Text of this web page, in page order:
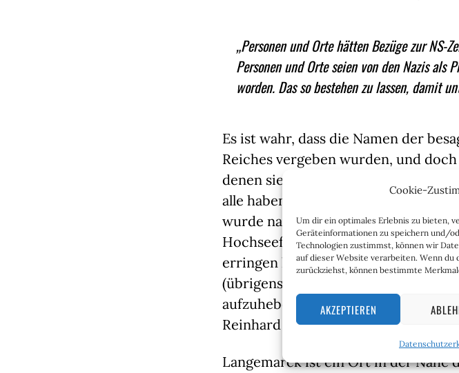
Cookie-
Um dir ein optimales Erlebnis zu bieten,
Geräteinformationen zu speichern und/
Technologien zustimmst, können wir
auf dieser Website verarbeiten. Wenn
zurückziehst, können bestimmte
AKZEPTIEREN
„Personen und Orte hätten Bezüge zur NS-
Personen und Orte seien von den Nazis als
worden. Das so bestehen zu lassen, damit
Es ist wahr, dass die Namen der
Reiches vergeben wurden, und
denen sie benannt wurden, den
alle haben einen Bezug zum Ersten
wurde nach der gleichnamigen
Hochseeflotte im Jahre 1916 einen
erringen konnte, ohne jedoch die
(übrigens völkerrechtswidrige)
aufzuheben. Kommandiert wurde
Reinhard Scheer, nach dem
Langemarck ist ein Ort in der Nähe